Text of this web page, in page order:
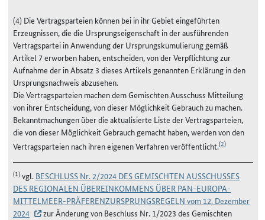
(4) Die Vertragsparteien können bei in ihr Gebiet eingeführten
Erzeugnissen, die die Ursprungseigenschaft in der ausführenden
Vertragspartei in Anwendung der Ursprungskumulierung gemäß
Artikel 7 erworben haben, entscheiden, von der Verpflichtung zur
Aufnahme der in Absatz 3 dieses Artikels genannten Erklärung in den
Ursprungsnachweis abzusehen.
Die Vertragsparteien machen dem Gemischten Ausschuss Mitteilung
von ihrer Entscheidung, von dieser Möglichkeit Gebrauch zu machen.
Bekanntmachungen über die aktualisierte Liste der Vertragsparteien,
die von dieser Möglichkeit Gebrauch gemacht haben, werden von den
Vertragsparteien nach ihren eigenen Verfahren veröffentlicht.(2)
(1)vgl. BESCHLUSS Nr. 2/2024 DES GEMISCHTEN AUSSCHUSSES
DES REGIONALEN ÜBEREINKOMMENS ÜBER PAN-EUROPA-
MITTELMEER-PRÄFERENZURSPRUNGSREGELN vom 12. Dezember
2024
zur Änderung von Beschluss Nr. 1/2023 des Gemischten